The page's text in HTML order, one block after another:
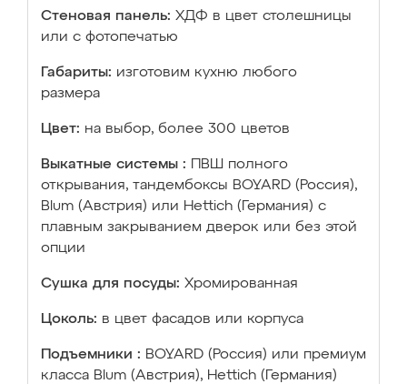
Стеновая панель: ХДФ в цвет столешницы
или с фотопечатью
Габариты: изготовим кухню любого
размера
Цвет: на выбор, более 300 цветов
Выкатные системы :
ПВШ полного
открывания, тандембоксы BOYARD (Россия),
Blum (Австрия) или Hettich (Германия) с
плавным закрыванием дверок или без этой
опции
Сушка для посуды: Хромированная
Цоколь: в цвет фасадов или корпуса
Подъемники : BOYARD (Россия) или премиум
класса Blum (Австрия), Hettich (Германия)